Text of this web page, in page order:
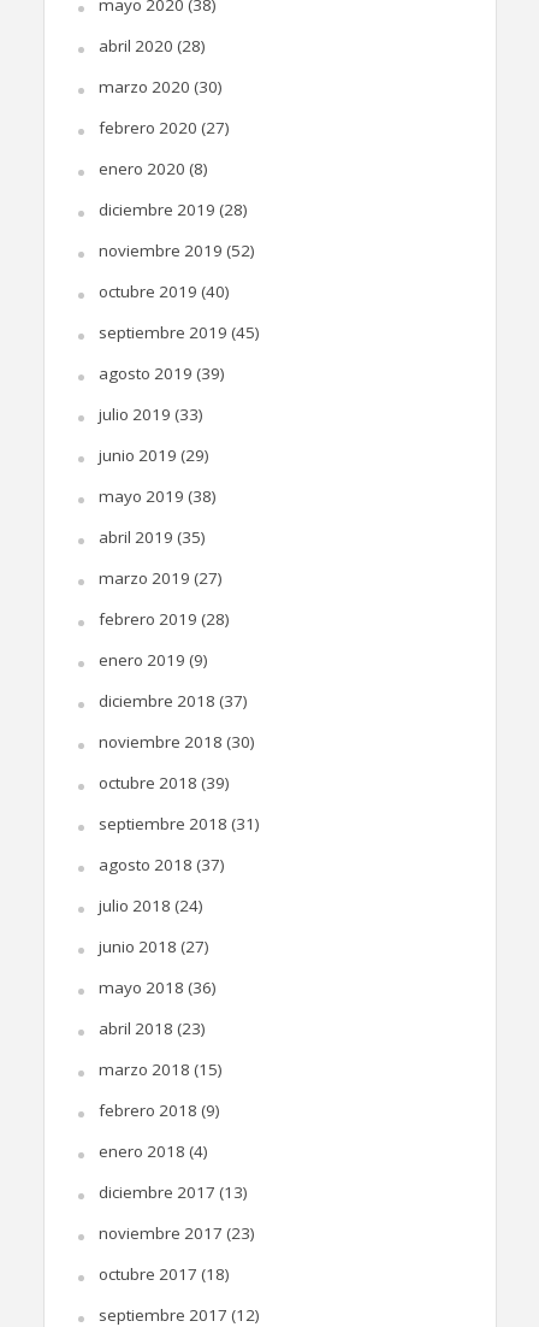
mayo 2020 (38)
abril 2020 (28)
marzo 2020 (30)
febrero 2020 (27)
enero 2020 (8)
diciembre 2019 (28)
noviembre 2019 (52)
octubre 2019 (40)
septiembre 2019 (45)
agosto 2019 (39)
julio 2019 (33)
junio 2019 (29)
mayo 2019 (38)
abril 2019 (35)
marzo 2019 (27)
febrero 2019 (28)
enero 2019 (9)
diciembre 2018 (37)
noviembre 2018 (30)
octubre 2018 (39)
septiembre 2018 (31)
agosto 2018 (37)
julio 2018 (24)
junio 2018 (27)
mayo 2018 (36)
abril 2018 (23)
marzo 2018 (15)
febrero 2018 (9)
enero 2018 (4)
diciembre 2017 (13)
noviembre 2017 (23)
octubre 2017 (18)
septiembre 2017 (12)